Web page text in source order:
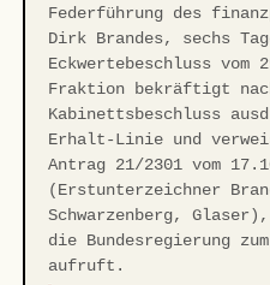
Federführung des
Dirk Brandes, sechs
Eckwertebeschluss vom
Fraktion bekräftigt
Kabinettsbeschluss
Erhalt-Linie und
Antrag 21/2301 vom
(Erstunterzeichner
Schwarzenberg,
die Bundesregierung
aufruft.